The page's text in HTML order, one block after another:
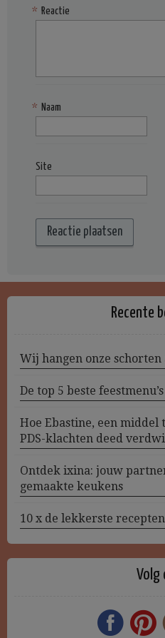
Reactie
*
Naam
*
Site
Recente
Wij hangen onze schorten
De top 5 beste
Hoe Ebastine, een
PDS-klachten deed
Ontdek ixina: jouw
gemaakte keukens
10 x de lekkerste
Volg